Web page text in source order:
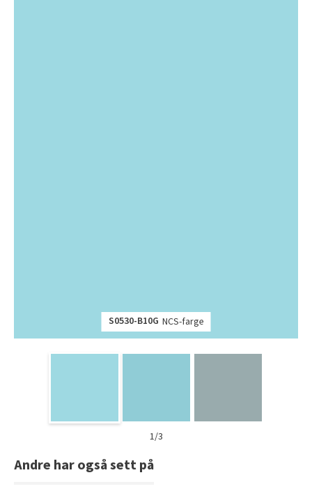
S0530-B10G NCS-farge
1/3
Andre har også sett på